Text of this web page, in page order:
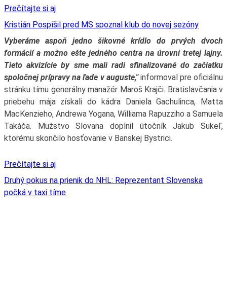
Prečítajte si aj
Kristián Pospíšil pred MS spoznal klub do novej sezóny
Vyberáme aspoň jedno šikovné krídlo do prvých dvoch
formácií a možno ešte jedného centra na úrovni tretej lajny.
Tieto akvizície by sme mali radi sfinalizované do začiatku
spoločnej prípravy na ľade v auguste,"informoval pre oficiálnu
stránku tímu generálny manažér Maroš Krajči. Bratislavčania v
priebehu mája získali do kádra Daniela Gachulinca, Matta
MacKenzieho, Andrewa Yogana, Williama Rapuzziho a Samuela
Takáča. Mužstvo Slovana doplnil útočník Jakub Sukeľ,
ktorému skončilo hosťovanie v Banskej Bystrici.
Prečítajte si aj
Druhý pokus na prienik do NHL: Reprezentant Slovenska
počká v taxi tíme